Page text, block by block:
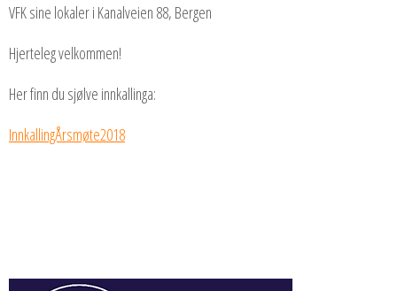
VFK sine lokaler i Kanalveien 88, Bergen
Hjerteleg velkommen!
Her finn du sjølve innkallinga:
InnkallingÅrsmøte2018